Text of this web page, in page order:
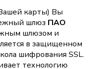
карты) Вы
шлюз ПАО
шлюзом и
в защищенном
шифрования SSL.
технологию